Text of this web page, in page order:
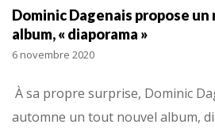
Dominic Dagenais propose
album, « diaporama »
6 novembre 2020
À sa propre surprise, Dominic
automne un tout nouvel album,